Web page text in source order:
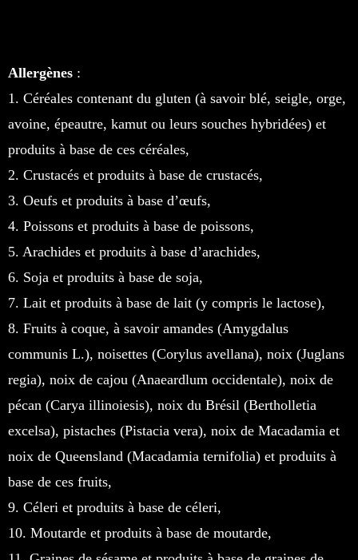
Allergènes :
1. Céréales contenant du gluten (à savoir blé, seigle, orge,
avoine, épeautre, kamut ou leurs souches hybridées) et
produits à base de ces céréales,
2. Crustacés et produits à base de crustacés,
3. Oeufs et produits à base d’œufs,
4. Poissons et produits à base de poissons,
5. Arachides et produits à base d’arachides,
6. Soja et produits à base de soja,
7. Lait et produits à base de lait (y compris le lactose),
8. Fruits à coque, à savoir amandes (Amygdalus
communis L.), noisettes (Corylus avellana), noix (Juglans
regia), noix de cajou (Anaeardlum occidentale), noix de
pécan (Carya illinoiesis), noix du Brésil (Bertholletia
excelsa), pistaches (Pistacia vera), noix de Macadamia et
noix de Queensland (Macadamia ternifolia) et produits à
base de ces fruits,
9. Céleri et produits à base de céleri,
10. Moutarde et produits à base de moutarde,